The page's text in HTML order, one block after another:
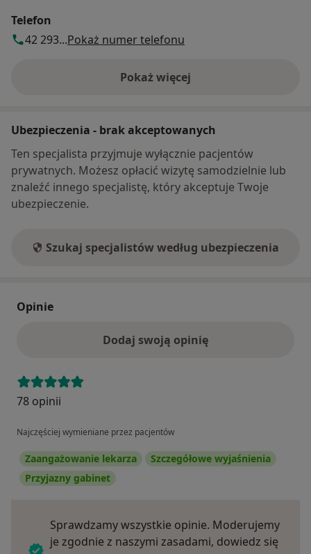
Telefon
42 293...Pokaż numer telefonu
Pokaż więcej
o adresie
Ubezpieczenia - brak akceptowanych
Ten specjalista przyjmuje wyłącznie pacjentów
prywatnych. Możesz opłacić wizytę samodzielnie lub
znaleźć innego specjalistę, który akceptuje Twoje
ubezpieczenie.
Szukaj specjalistów według ubezpieczenia
Opinie
Dodaj swoją opinię
78 opinii
Najczęściej wymieniane przez pacjentów
Zaangażowanie lekarza
Szczegółowe wyjaśnienia
Przyjazny gabinet
Sprawdzamy wszystkie opinie. Moderujemy
je zgodnie z naszymi zasadami, dowiedz się